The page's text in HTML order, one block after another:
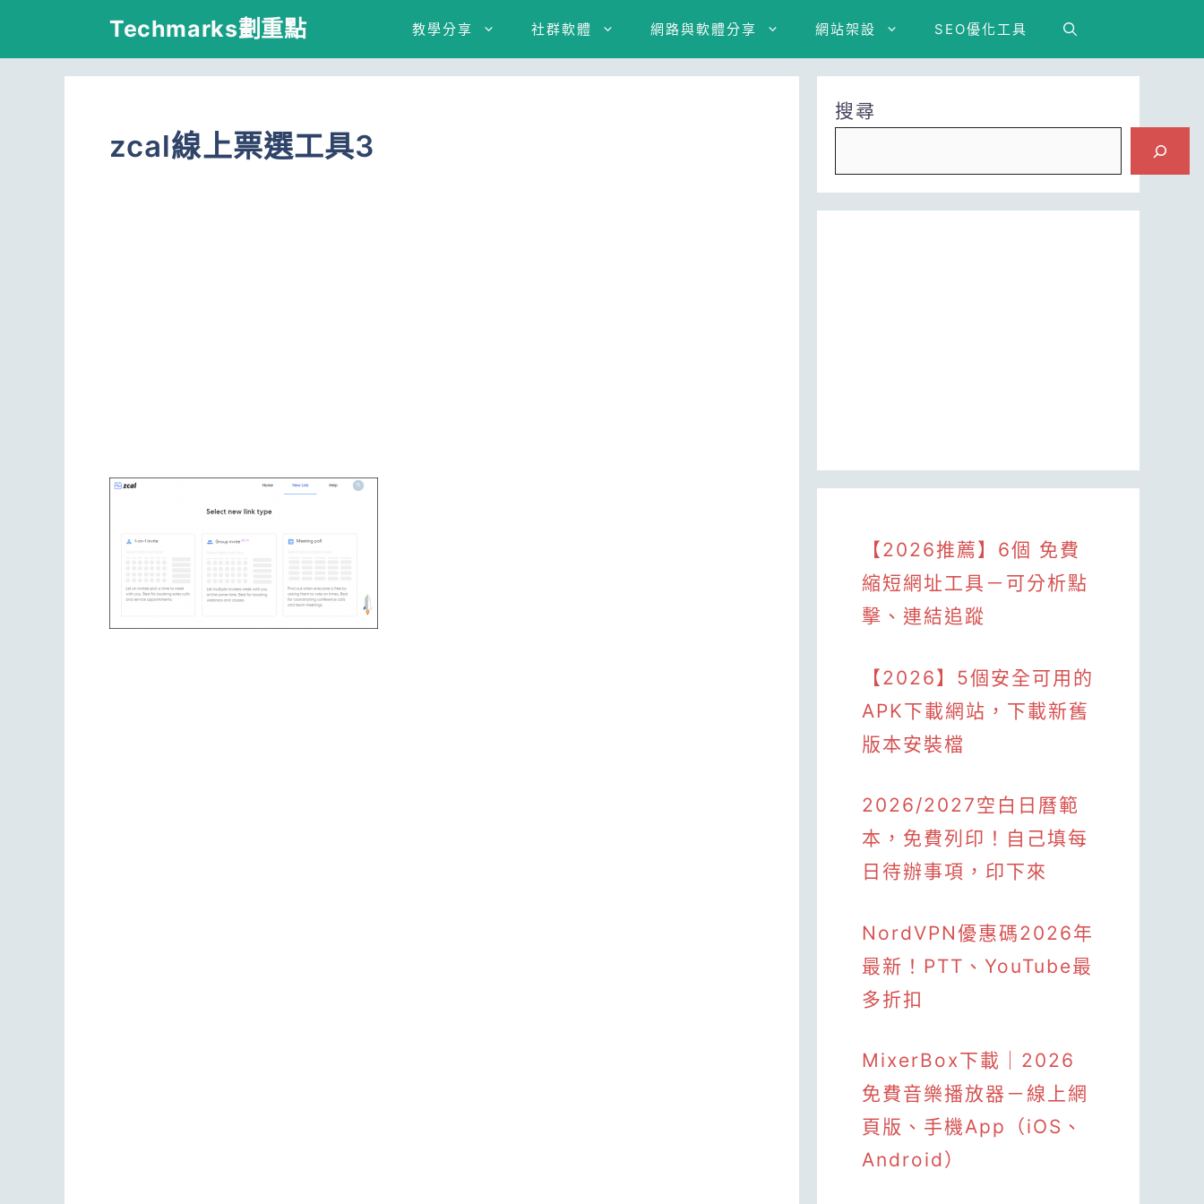
Techmarks劃重點 教學分享 社群軟體 網路與軟體分享 網站架設 SEO優化工具
zcal線上票選工具3
搜尋
【2026推薦】6個 免費
縮短網址工具－可分析點
擊、連結追蹤
【2026】5個安全可用的
APK下載網站，下載新舊
版本安裝檔
2026/2027空白日曆範
本，免費列印！自己填每
日待辦事項，印下來
NordVPN優惠碼2026年
最新！PTT、YouTube最
多折扣
MixerBox下載｜2026
免費音樂播放器－線上網
頁版、手機App（iOS、
Android）